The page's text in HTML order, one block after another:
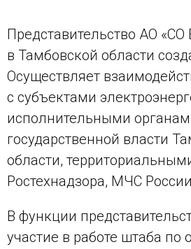
Представительство АО «СО
в Тамбовской области
Осуществляет
с субъектами
исполнительными
государственной власти
области,
Ростехнадзора, МЧС
В функции
участие в работе штаба по